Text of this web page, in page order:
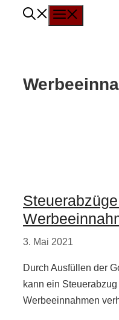
Zum
3. Mai 2021
Durch Ausfüllen der
kann ein
Werbeeinnahmen